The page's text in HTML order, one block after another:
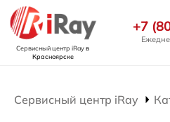
Сервисный центр iRayв
Красноярске
+7
Сервисный центр iRay